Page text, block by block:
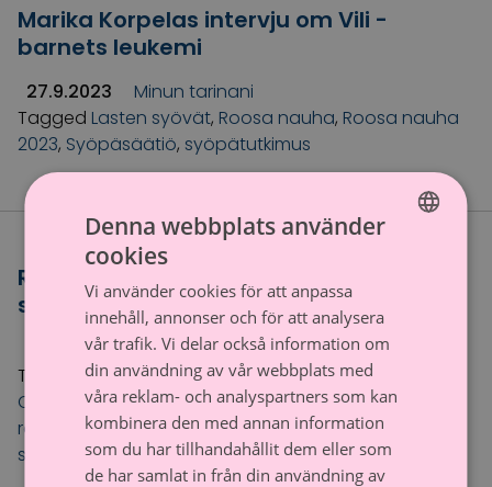
Marika Korpelas intervju om Vili -
barnets leukemi
27.9.2023
Minun tarinani
Tagged Lasten syövät, Roosa nauha, Roosa nauha
2023, Syöpäsäätiö, syöpätutkimus
Rosa bandets designers Toni och Sipe
står i enad front av kärlek till livet
21.9.2023
Nyheter
TaggedApulanta,barn cancer,cancer forskning
Cancerstiftelsen,Roosa nauha,Roosa nauha 2023
rosa bandet,Rosa bandet 2023 ,Syöpäsäätiö
syöpätutkimus
Denna webbplats använder
cookies
Vi använder cookies för att anpassa
innehåll, annonser och för att analysera
vår trafik. Vi delar också information om
din användning av vår webbplats med
våra reklam- och analyspartners som kan
kombinera den med annan information
som du har tillhandahållit dem eller som
de har samlat in från din användning av